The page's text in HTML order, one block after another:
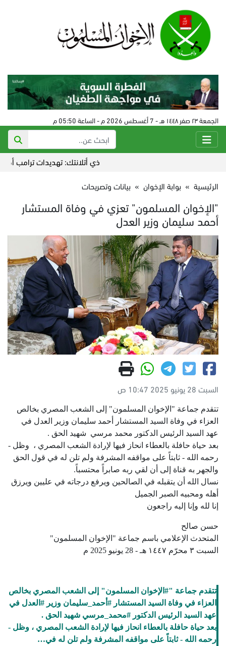
الجمعة ٢٣ صفر ١٤٤٨ هـ - 7 أغسطس 2026 م - الساعة 05:50 م
ذي أتلانتك: تهديدات ترامب أضاعت
الرئيسية » بوابة الإخوان » بيانات وتصريحات
"الإخوان المسلمون" تعزي في وفاة المستشار
أحمد سليمان وزير العدل
السبت 28 يونيو 2025 10:47 ص
تتقدم جماعة "الإخوان المسلمون" إلى الشعب المصري بخالص
العزاء في وفاة السيد المستشار أحمد سليمان وزير العدل في
عهد السيد الرئيس الدكتور محمد مرسي شهيد الحق .
بعد حياة حافلة بالعطاء انحاز فيها لإرادة الشعب المصري ، وظل -
رحمه الله - ثابتاً على مواقفه المشرفة ولم تلن له في قول الحق
والجهر به قناة إلى أن لقي ربه صابراً محتسباً.
نسال الله أن يتقبله في الصالحين ويرفع درجاته في عليين ويرزق
أهله ومحبيه الصبر الجميل
إنا لله وإنا إليه راجعون
حسن صالح
المتحدث الإعلامي باسم جماعة "الإخوان المسلمون"
السبت ٣ محرّم ١٤٤٧ هـ - 28 يونيو 2025 م
تتقدم جماعة "#الإخوان المسلمون" إلى الشعب المصري بخالص
العزاء في وفاة السيد المستشار #أحمد_سليمان وزير #العدل في
عهد السيد الرئيس الدكتور #محمد_مرسي شهيد الحق .
بعد حياة حافلة بالعطاء انحاز فيها لإرادة الشعب المصري ، وظل -
رحمه الله - ثابتاً على مواقفه المشرفة ولم تلن له في…